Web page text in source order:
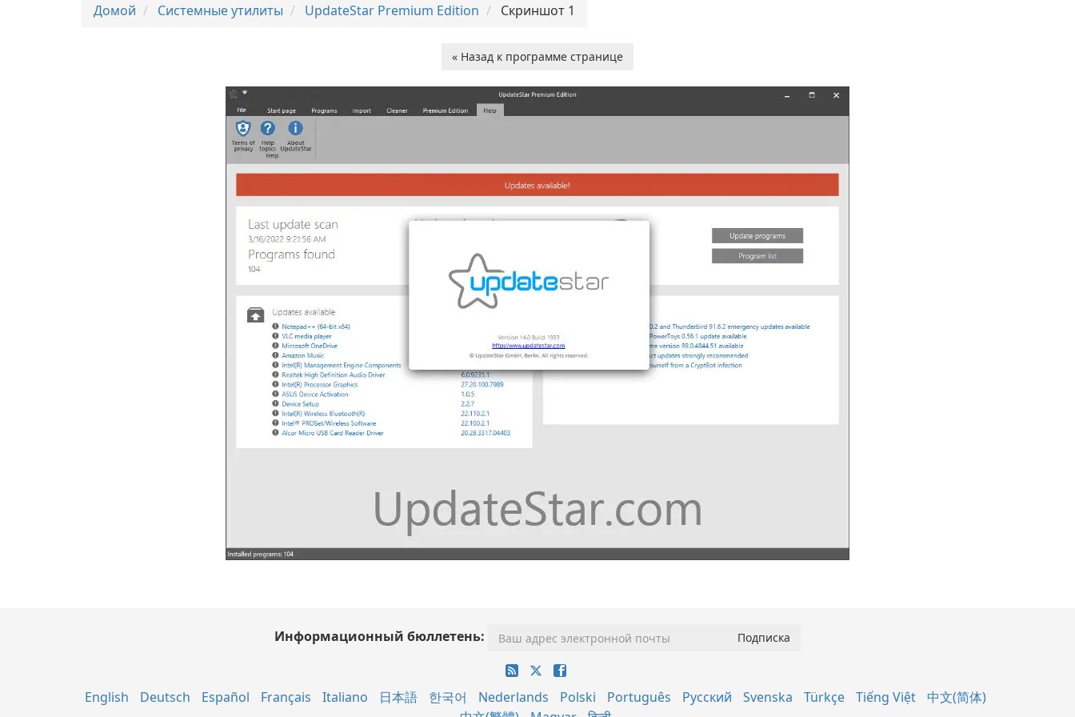
Домой Системные утилиты UpdateStar Premium Edition Скриншот 1
« Назад к программе странице
Информационный бюллетень:
English Deutsch Español Français Italiano 日本語 한국어 Nederlands Polski Português Русский Svenska Türkçe Tiếng Việt
中文(简体)